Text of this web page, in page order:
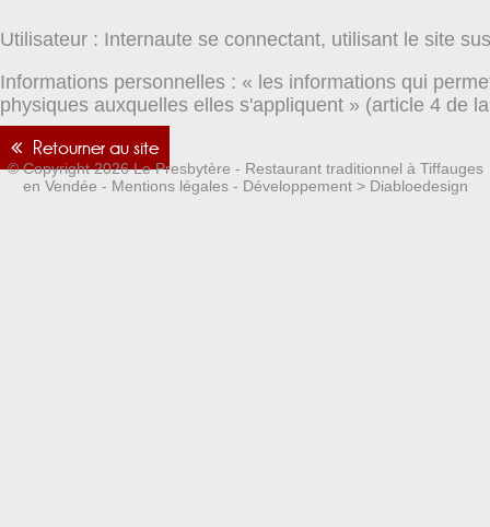
Utilisateur : Internaute se connectant, utilisant le site
Informations personnelles : « les informations qui
physiques auxquelles elles s'appliquent » (article 4 de
Retourner au site
© Copyright 2026 Le Presbytère - Restaurant traditionnel à Tiffauges
en Vendée - Mentions légales- Développement > Diabloedesign